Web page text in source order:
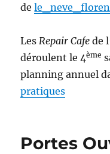
de
Les Repair Cafe de
déroulent le 4ème
planning annuel
pratiques
Portes